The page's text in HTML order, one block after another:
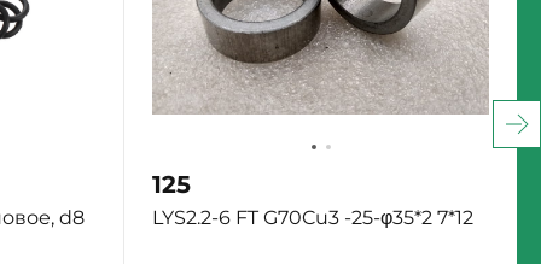
d8
125
LYS2.2-6 FT G70Cu3 -25-φ35*2 7*12